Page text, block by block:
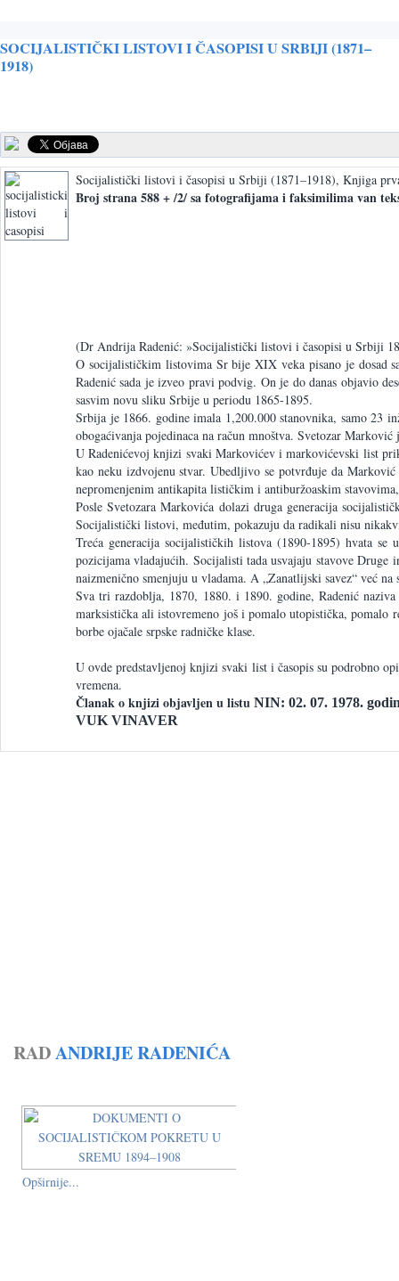
SOCIJALISTIČKI LISTOVI I ČASOPISI U SRBIJI (1871–
1918)
Socijalistički listovi i časopisi u Srbiji (1871–1918), Knjiga
Broj strana 588 + /2/ sa fotografijama i faksimilima van
(Dr Andrija Radenić: »Socijalistički listovi i časopisi u Srbiji
O socijalističkim listovima Sr bije XIX veka pisano je dosad
Radenić sada je izveo pravi podvig. On je do danas objavio
sasvim novu sliku Srbije u periodu 1865-1895.
Srbija je 1866. godine imala 1,200.000 stanovnika, samo 23
obogaćivanja pojedinaca na račun mnoštva. Svetozar
U Radenićevoj knjizi svaki Markovićev i markovićevski list
kao neku izdvojenu stvar. Ubedljivo se potvrđuje da
nepromenjenim antikapita lističkim i antiburžoaskim
Posle Svetozara Markovića dolazi druga generacija
Socijalistički listovi, međutim, pokazuju da radikali nisu
Treća generacija socijalističkih listova (1890-1895) hvata
pozicijama vladajućih. Socijalisti tada usvajaju stavove Druge
naizmenično smenjuju u vladama. A „Zanatlijski savez“ već
Sva tri razdoblja, 1870, 1880. i 1890. godine, Radenić
marksistička ali istovremeno još i pomalo utopistička,
borbe ojačale srpske radničke klase.
U ovde predstavljenoj knjizi svaki list i časopis su podrobno
vremena.
Članak o knjizi objavljen u listu NIN: 02. 07. 1978.
VUK VINAVER
RADANDRIJE RADENIĆA
Opširnije...